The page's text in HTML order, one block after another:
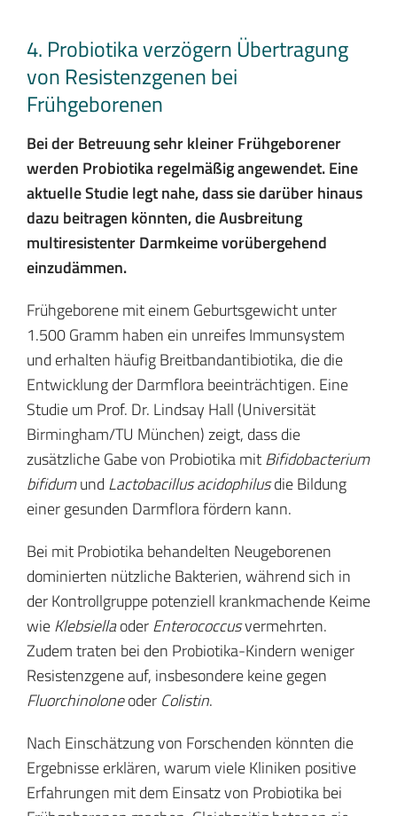
4. Probiotika verzögern Übertragung
von Resistenzgenen bei
Frühgeborenen
Bei der Betreuung sehr kleiner Frühgeborener
werden Probiotika regelmäßig angewendet. Eine
aktuelle Studie legt nahe, dass sie darüber hinaus
dazu beitragen könnten, die Ausbreitung
multiresistenter Darmkeime vorübergehend
einzudämmen.
Frühgeborene mit einem Geburtsgewicht unter
1.500 Gramm haben ein unreifes Immunsystem
und erhalten häufig Breitbandantibiotika, die die
Entwicklung der Darmflora beeinträchtigen. Eine
Studie um Prof. Dr. Lindsay Hall (Universität
Birmingham/TU München) zeigt, dass die
zusätzliche Gabe von Probiotika mitBifidobacterium
bifidumund Lactobacillus acidophilusdie Bildung
einer gesunden Darmflora fördern kann.
Bei mit Probiotika behandelten Neugeborenen
dominierten nützliche Bakterien, während sich in
der Kontrollgruppe potenziell krankmachende Keime
wieKlebsiellaoderEnterococcusvermehrten.
Zudem traten bei den Probiotika-Kindern weniger
Resistenzgene auf, insbesondere keine gegen
Fluorchinoloneoder Colistin.
Nach Einschätzung von Forschenden könnten die
Ergebnisse erklären, warum viele Kliniken positive
Erfahrungen mit dem Einsatz von Probiotika bei